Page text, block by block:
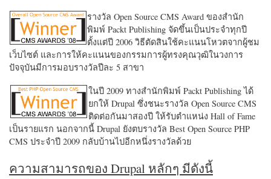
รางวัล Open Source CMS Award ของสำนัก
พิมพ์ Packt Publishing จัดขึ้นเป็นประจำทุกปี
ตั้งแต่ปี 2006 วิธีตัดสินใช้คะแนนโหวตจากผู้ชม
เว็บไซต์ และการให้คะแนนของกรรมการผู้ทรงคุณวุฒิในวงการ
ปัจจุบันมีการมอบรางวัลปีละ 5 สาขา
ในปี 2009 ทางสำนักพิมพ์ Packt Publishing ได้
ยกให้ Drupal ซึ่งชนะรางวัล Open Source CMS
ติดต่อกันมาสองปี ให้รับตำแหน่ง Hall of Fame
เป็นรายแรก นอกจากนี้ Drupal ยังตบรางวัล Best Open Source PHP
CMS ประจำปี 2009 กลับบ้านไปอีกหนึ่งรางวัลด้วย
ความสามารถของ Drupal หลักๆ มีดังนี้